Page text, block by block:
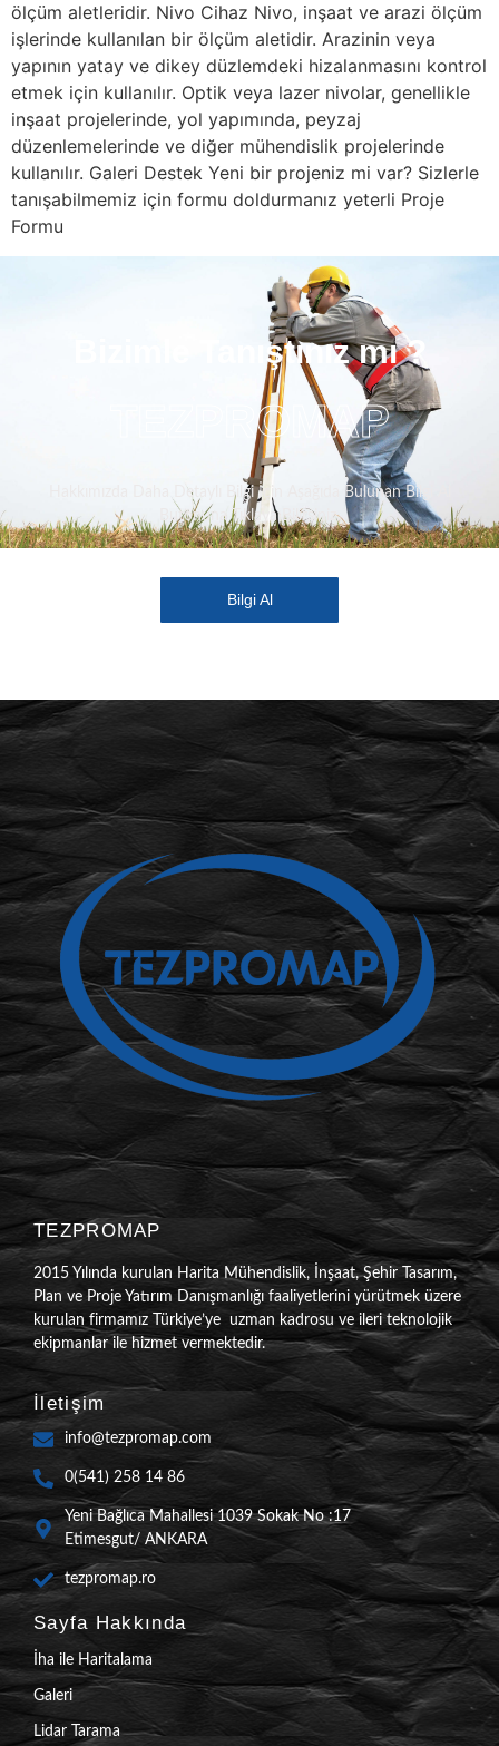
ölçüm aletleridir. Nivo Cihaz Nivo, inşaat ve arazi ölçüm
işlerinde kullanılan bir ölçüm aletidir. Arazinin veya
yapının yatay ve dikey düzlemdeki hizalanmasını kontrol
etmek için kullanılır. Optik veya lazer nivolar, genellikle
inşaat projelerinde, yol yapımında, peyzaj
düzenlemelerinde ve diğer mühendislik projelerinde
kullanılır. Galeri Destek Yeni bir projeniz mi var? Sizlerle
tanışabilmemiz için formu doldurmanız yeterli Proje
Formu
Bizimle Tanıştınız mı ?
TEZPROMAP
Hakkımızda Daha Detaylı Bilgi İçin Aşağıda Bulunan Bilgi Al
Butonuna Tıklaya Bilirsiniz.
Bilgi Al
TEZPROMAP
2015 Yılında kurulan Harita Mühendislik, İnşaat, Şehir Tasarım,
Plan ve Proje Yatırım Danışmanlığı faaliyetlerini yürütmek üzere
kurulan firmamız Türkiye’ye uzman kadrosu ve ileri teknolojik
ekipmanlar ile hizmet vermektedir.
İletişim
info@tezpromap.com
0(541) 258 14 86
Yeni Bağlıca Mahallesi 1039 Sokak No :17
Etimesgut/ ANKARA
tezpromap.ro
Sayfa Hakkında
İha ile Haritalama
Galeri
Lidar Tarama